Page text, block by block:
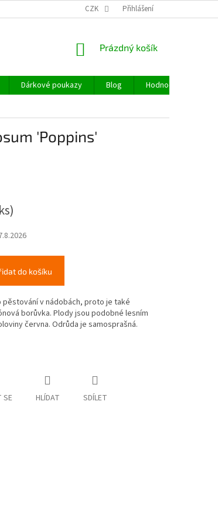
CZK Přihlášení
NÁKUPNÍ
Prázdný košík
Dárkové poukazy Blog
Hodnocení obchodu
'Poppins'
do košíku
pěstování v nádobách, proto je také
borůvka. Plody jsou podobné lesním
června. Odrůda je samosprašná.
SE HLÍDAT SDÍLET